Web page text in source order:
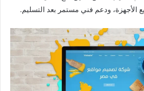
الأجهزة، ودعم فني مستمر بعد التسليم.